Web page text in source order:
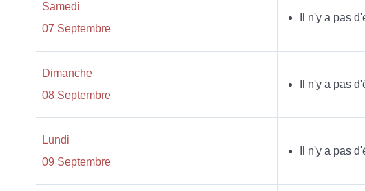
Samedi
07 Septembre
Il n'y a pas
Dimanche
08 Septembre
Il n'y a pas
Lundi
09 Septembre
Il n'y a pas